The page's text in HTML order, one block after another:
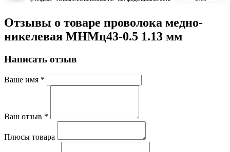
Отзывы о товаре проволока медно-
никелевая МНМц43-0.5 1.13 мм
Написать отзыв
Ваше имя *
Ваш отзыв *
Плюсы товара